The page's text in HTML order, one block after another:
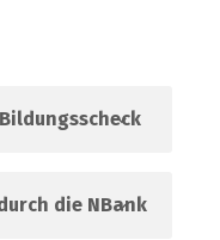
die NBank